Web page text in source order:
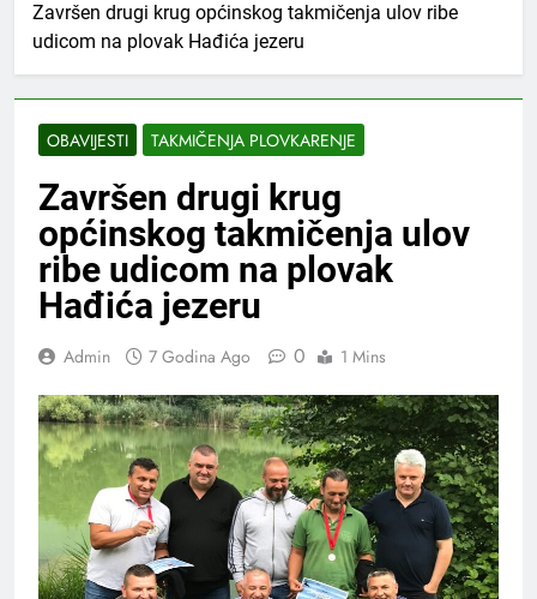
Završen drugi krug općinskog takmičenja ulov ribe
udicom na plovak Hađića jezeru
OBAVIJESTI TAKMIČENJA PLOVKARENJE
Završen drugi krug
općinskog takmičenja ulov
ribe udicom na plovak
Hađića jezeru
Admin 7 Godina Ago 0 1 Mins